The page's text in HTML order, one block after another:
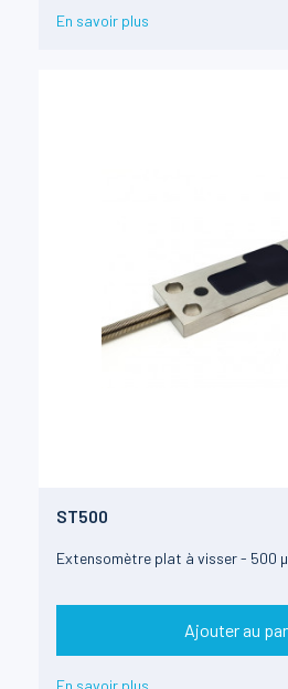
En savoir plus
ST500
Extensomètre plat à visser - 500
Ajouter au